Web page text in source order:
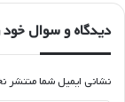
دیدگاه و سوال
نشانی ایمیل شما منتشر